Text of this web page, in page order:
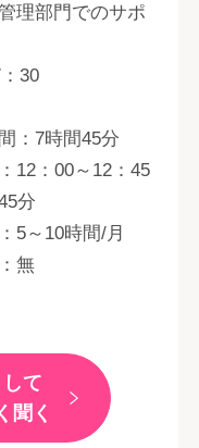
理部門でのサポ
30
：7時間45分
12：00～12：45
分
5～10時間/月
無
て
聞く